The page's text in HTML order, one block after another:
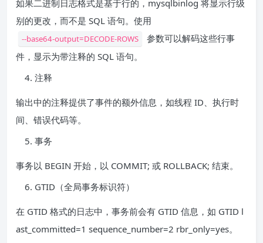
如果二进制日志格式是基于行的，mysqlbinlog 将显示行级
别的更改，而不是 SQL 语句。使用
--base64-output=DECODE-ROWS
参数可以解码这些行事
件，显示为带注释的 SQL 语句。
注释
输出中的注释提供了事件的额外信息，如线程 ID、执行时
间、错误代码等。
事务
事务以 BEGIN 开始，以 COMMIT; 或 ROLLBACK; 结束。
GTID（全局事务标识符）
在 GTID 格式的日志中，事务前会有 GTID 信息，如 GTID l
ast_committed=1 sequence_number=2 rbr_only=yes。